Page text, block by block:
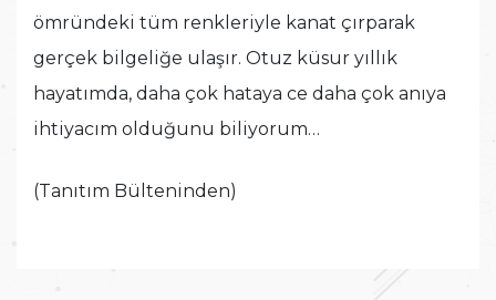
ömründeki tüm renkleriyle kanat çırparak
gerçek bilgeliğe ulaşır. Otuz küsur yıllık
hayatımda, daha çok hataya ce daha çok anıya
ihtiyacım olduğunu biliyorum…
(Tanıtım Bülteninden)